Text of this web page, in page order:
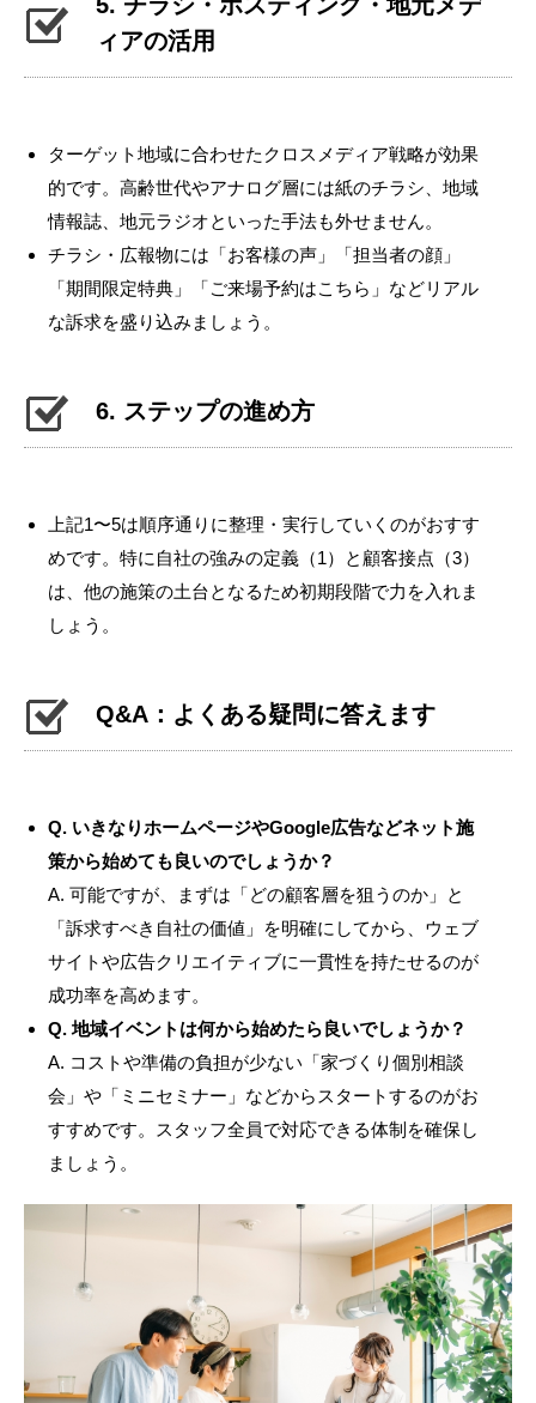
ィアの活用
ターゲット地域に合わせたクロスメディア戦略が効果
的です。高齢世代やアナログ層には紙のチラシ、地域
情報誌、地元ラジオといった手法も外せません。
チラシ・広報物には「お客様の声」「担当者の顔」
「期間限定特典」「ご来場予約はこちら」などリアル
な訴求を盛り込みましょう。
6. ステップの進め方
上記1〜5は順序通りに整理・実行していくのがおすす
めです。特に自社の強みの定義（1）と顧客接点（3）
は、他の施策の土台となるため初期段階で力を入れま
しょう。
Q&A：よくある疑問に答えます
Q. いきなりホームページやGoogle広告などネット施
策から始めても良いのでしょうか？
A. 可能ですが、まずは「どの顧客層を狙うのか」と
「訴求すべき自社の価値」を明確にしてから、ウェブ
サイトや広告クリエイティブに一貫性を持たせるのが
成功率を高めます。
Q. 地域イベントは何から始めたら良いでしょうか？
A. コストや準備の負担が少ない「家づくり個別相談
会」や「ミニセミナー」などからスタートするのがお
すすめです。スタッフ全員で対応できる体制を確保し
ましょう。